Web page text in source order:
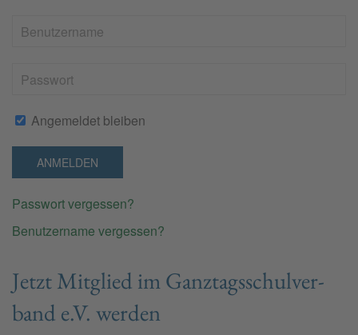
Angemeldet bleiben
ANMELDEN
Passwort vergessen?
Benutzername vergessen?
Jetzt Mit­glied im Ganz­tags­schul­ver­
band e.V. wer­den